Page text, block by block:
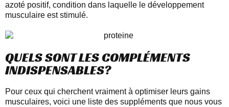
azoté positif, condition dans laquelle le développement
musculaire est stimulé.
QUELS SONT LES COMPLÉMENTS
INDISPENSABLES?
Pour ceux qui cherchent vraiment à optimiser leurs gains
musculaires, voici une liste des suppléments que nous vous